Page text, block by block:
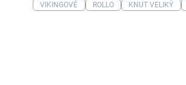
VIKINGOVÉ
ROLLO KNUT VELIKÝ